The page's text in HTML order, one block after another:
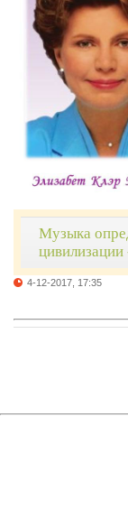
Музыка
цивилизации
4-12-2017, 17:35